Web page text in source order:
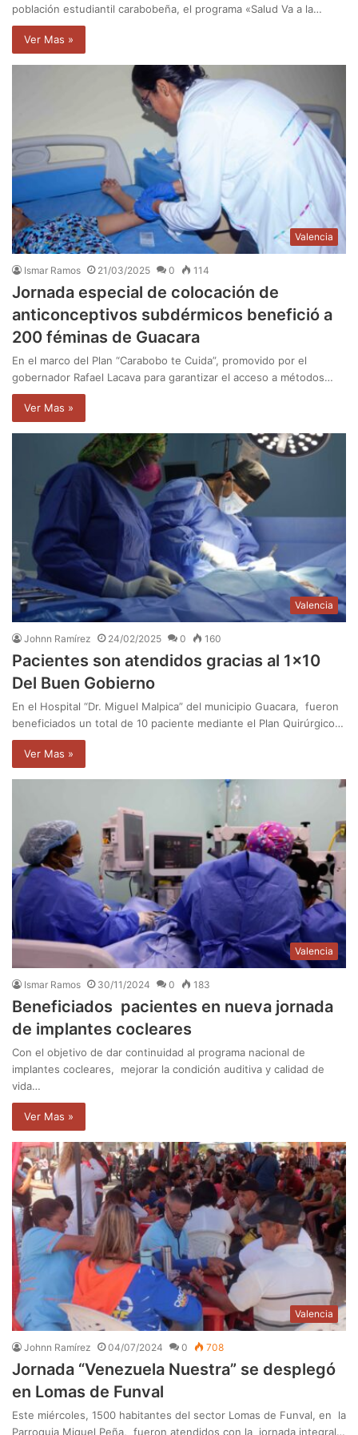
población estudiantil carabobeña, el programa «Salud Va a la…
Ver Mas »
Valencia
Ismar Ramos 21/03/2025 0 114
Jornada especial de colocación de
anticonceptivos subdérmicos benefició a
200 féminas de Guacara
En el marco del Plan “Carabobo te Cuida”, promovido por el
gobernador Rafael Lacava para garantizar el acceso a métodos…
Ver Mas »
Valencia
Johnn Ramírez 24/02/2025 0 160
Pacientes son atendidos gracias al 1×10
Del Buen Gobierno
En el Hospital “Dr. Miguel Malpica” del municipio Guacara, fueron
beneficiados un total de 10 paciente mediante el Plan Quirúrgico…
Ver Mas »
Valencia
Ismar Ramos 30/11/2024 0 183
Beneficiados pacientes en nueva jornada
de implantes cocleares
Con el objetivo de dar continuidad al programa nacional de
implantes cocleares, mejorar la condición auditiva y calidad de
vida…
Ver Mas »
Valencia
Johnn Ramírez 04/07/2024 0 708
Jornada “Venezuela Nuestra” se desplegó
en Lomas de Funval
Este miércoles, 1500 habitantes del sector Lomas de Funval, en la
Parroquia Miguel Peña, fueron atendidos con la jornada integral…